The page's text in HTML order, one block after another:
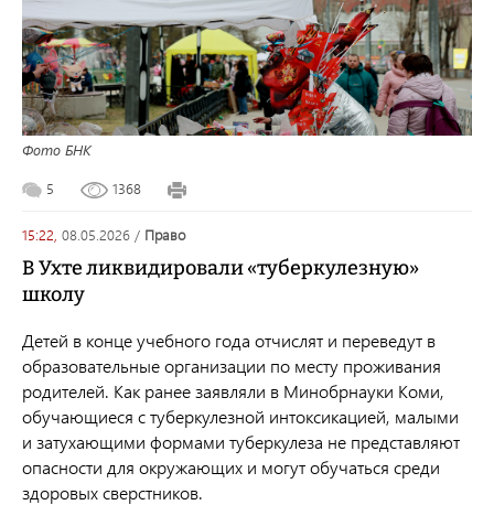
Фото БНК
5 1368
15:22, 08.05.2026 / право
В Ухте ликвидировали «туберкулезную»
школу
Детей в конце учебного года отчислят и переведут в
образовательные организации по месту проживания
родителей. Как ранее заявляли в Минобрнауки Коми,
обучающиеся с туберкулезной интоксикацией, малыми
и затухающими формами туберкулеза не представляют
опасности для окружающих и могут обучаться среди
здоровых сверстников.